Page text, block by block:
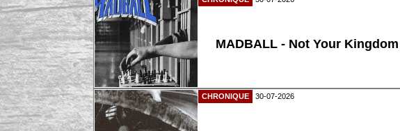
MADBALL - Not Your Kingdom
CHRONIQUE 30-07-2026